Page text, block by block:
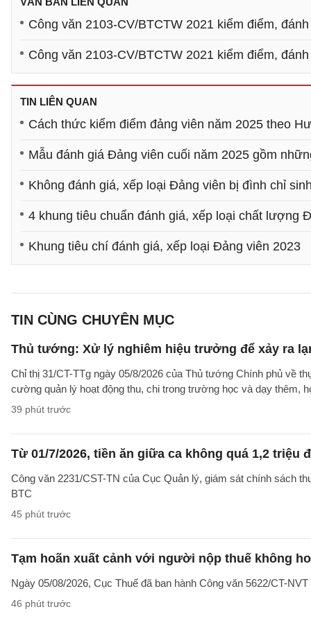
Công văn 2103-CV/BTCTW 2021 kiểm điểm,
Công văn 2103-CV/BTCTW 2021 kiểm điểm,
TIN LIÊN QUAN
Cách thức kiểm điểm đảng viên năm 2025 theo
Mẫu đánh giá Đảng viên cuối năm 2025 gồm
Không đánh giá, xếp loại Đảng viên bị đình chỉ
4 khung tiêu chuẩn đánh giá, xếp loại chất lượng
Khung tiêu chí đánh giá, xếp loại Đảng viên 2023
TIN CÙNG CHUYÊN MỤC
Thủ tướng: Xử lý nghiêm hiệu trưởng để xảy ra
Chỉ thị 31/CT-TTg ngày 05/8/2026 của Thủ tướng Chính phủ về
cường quản lý hoạt động thu, chi trong trường học và dạy thêm,
39 phút trước
Từ 01/7/2026, tiền ăn giữa ca không quá 1,2 triệu
Công văn 2231/CST-TN của Cục Quản lý, giám sát chính sách
BTC
45 phút trước
Tạm hoãn xuất cảnh với người nộp thuế không
Ngày 05/08/2026, Cục Thuế đã ban hành Công văn 5622/CT-
46 phút trước